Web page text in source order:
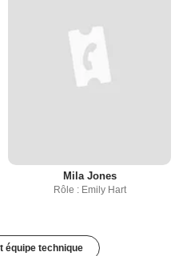
Mila Jones
Rôle : Emily Hart
équipe technique